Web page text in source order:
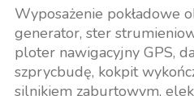
Wyposażenie pokładowe
generator, ster
ploter nawigacyjny GPS,
szprycbudę, kokpit
silnikiem zaburtowym,